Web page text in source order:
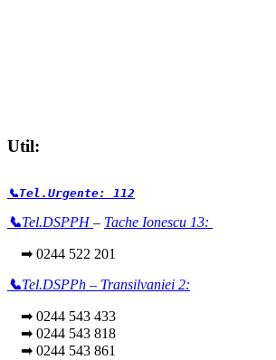
Util:
📞Tel.Urgente: 112
📞Tel.DSPPH– Tache Ionescu 13:
➡ 0244 522 201
📞Tel.DSPPh – Transilvaniei 2:
➡ 0244 543 433
➡ 0244 543 818
➡ 0244 543 861